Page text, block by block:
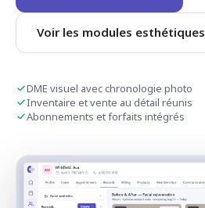
Voir les modules esthétiques
DME visuel avec chronologie photo
Inventaire et vente au détail réunis
Abonnements et forfaits intégrés